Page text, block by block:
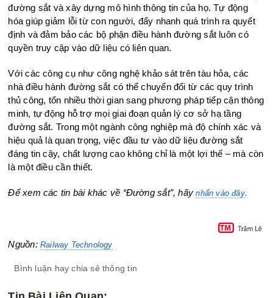
đường sắt và xây dựng mô hình thông tin của họ. Tự động
hóa giúp giảm lỗi từ con người, đẩy nhanh quá trình ra quyết
định và đảm bảo các bộ phận điều hành đường sắt luôn có
quyền truy cập vào dữ liệu có liên quan.
Với các công cụ như công nghệ khảo sát trên tàu hỏa, các
nhà điều hành đường sắt có thể chuyển đổi từ các quy trình
thủ công, tốn nhiều thời gian sang phương pháp tiếp cận thông
minh, tự động hỗ trợ mọi giai đoạn quản lý cơ sở hạ tầng
đường sắt. Trong một ngành công nghiệp mà độ chính xác và
hiệu quả là quan trọng, việc đầu tư vào dữ liệu đường sắt
đáng tin cậy, chất lượng cao không chỉ là một lợi thế – mà còn
là một điều cần thiết.
Để xem các tin bài khác về “Đường sắt”, hãy nhấn vào đây.
Nguồn: Railway Technology
Bình luận hay chia sẻ thông tin